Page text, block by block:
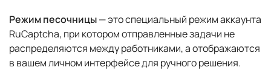
Режим песочницы— это специальный режим аккаунта
RuCaptcha, при котором отправленные задачи не
распределяются между работниками, а отображаются
в вашем личном интерфейсе для ручного решения.